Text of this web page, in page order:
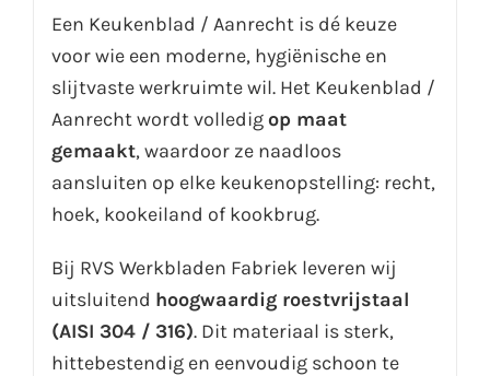
Een Keukenblad / Aanrecht is dé keuze
voor wie een moderne, hygiënische en
slijtvaste werkruimte wil. Het Keukenblad /
Aanrecht wordt volledigop maat
gemaakt, waardoor ze naadloos
aansluiten op elke keukenopstelling: recht,
hoek, kookeiland of kookbrug.
Bij RVS Werkbladen Fabriek leveren wij
uitsluitend hoogwaardig roestvrijstaal
(AISI 304 / 316). Dit materiaal is sterk,
hittebestendig en eenvoudig schoon te